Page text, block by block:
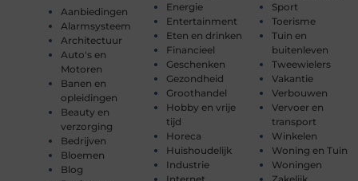
Aanbiedingen
Alarmsysteem
Architectuur
Auto's en
Motoren
Banen en
opleidingen
Beauty en
verzorging
Bedrijven
Bloemen
Blog
Energie
Entertainment
Eten en drinken
Financieel
Geschenken
Gezondheid
Groothandel
Hobby en vrije
tijd
Horeca
Huishoudelijk
Industrie
Sport
Toerisme
Tuin en
buitenleven
Tweewielers
Vakantie
Verbouwen
Vervoer en
transport
Winkelen
Woning en Tuin
Woningen